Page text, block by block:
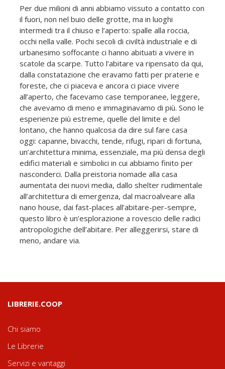
Per due milioni di anni abbiamo vissuto a contatto con
il fuori, non nel buio delle grotte, ma in luoghi
intermedi tra il chiuso e l’aperto: spalle alla roccia,
occhi nella valle. Pochi secoli di civiltà industriale e di
urbanesimo soffocante ci hanno abituati a vivere in
scatole da scarpe. Tutto l’abitare va ripensato da qui,
dalla constatazione che eravamo fatti per praterie e
foreste, che ci piaceva e ancora ci piace vivere
all’aperto, che facevamo case temporanee, leggere,
che avevamo di meno e immaginavamo di più. Sono le
esperienze più estreme, quelle del limite e del
lontano, che hanno qualcosa da dire sul fare casa
oggi: capanne, bivacchi, tende, rifugi, ripari di fortuna,
un’architettura minima, essenziale, ma più densa degli
edifici materiali e simbolici in cui abbiamo finito per
nasconderci. Dalla preistoria nomade alla casa
aumentata dei nuovi media, dallo shelter rudimentale
all’architettura di emergenza, dal macroalveare alla
nano house, dai fast-places all’abitare-per-sempre,
questo libro è un’esplorazione a rovescio delle radici
antropologiche dell’abitare. Per alleggerirsi, stare di
meno, andare via.
LIBRERIE.COOP
Chi siamo
Le Librerie
Servizi e vantaggi